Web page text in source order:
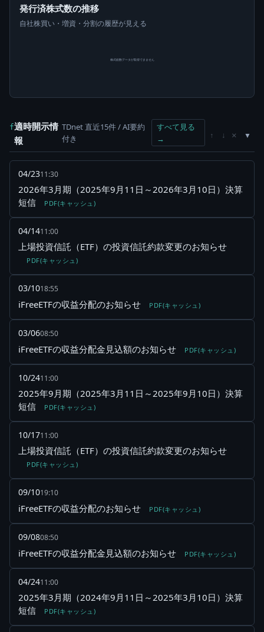
発行済株式数の推移
自社株買い・増資・分割の履歴が見える
株式総数データが取得できません
f適時開示情
報
TDnet 直近15件 / AI要約
付き
すべて見る
→
↑ ↓ ×
04/2311:30
2026年3月期（2025年9月11日～2026年3月10日）決算
短信
PDF(キャッシュ)
04/1411:00
上場投資信託（ETF）の投資信託約款変更のお知らせ
PDF(キャッシュ)
03/1018:55
iFreeETFの収益分配のお知らせ PDF(キャッシュ)
03/0608:50
iFreeETFの収益分配金見込額のお知らせ PDF(キャッシュ)
10/2411:00
2025年9月期（2025年3月11日～2025年9月10日）決算
短信
PDF(キャッシュ)
10/1711:00
上場投資信託（ETF）の投資信託約款変更のお知らせ
PDF(キャッシュ)
09/1019:10
iFreeETFの収益分配のお知らせ PDF(キャッシュ)
09/0808:50
iFreeETFの収益分配金見込額のお知らせ PDF(キャッシュ)
04/2411:00
2025年3月期（2024年9月11日～2025年3月10日）決算
短信
PDF(キャッシュ)